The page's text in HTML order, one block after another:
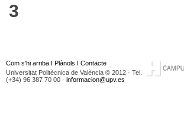
3
Com s'hi arriba I Plànols I Contacte
Universitat Politècnica de València © 2012 · Tel.
(+34) 96 387 70 00 · informacion@upv.es